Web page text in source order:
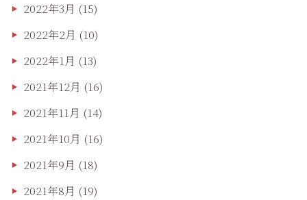
2022年3月 (15)
2022年2月 (10)
2022年1月 (13)
2021年12月 (16)
2021年11月 (14)
2021年10月 (16)
2021年9月 (18)
2021年8月 (19)